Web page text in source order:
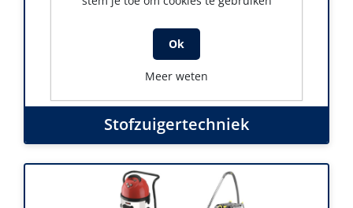
Stofzuigertechniek
Ok
Meer weten